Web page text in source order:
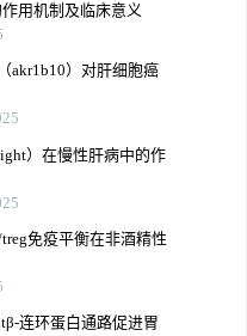
用机制及临床意义
akr1b10）对肝细胞癌
）在慢性肝病中的作
免疫平衡在非酒精性
连环蛋白通路促进胃